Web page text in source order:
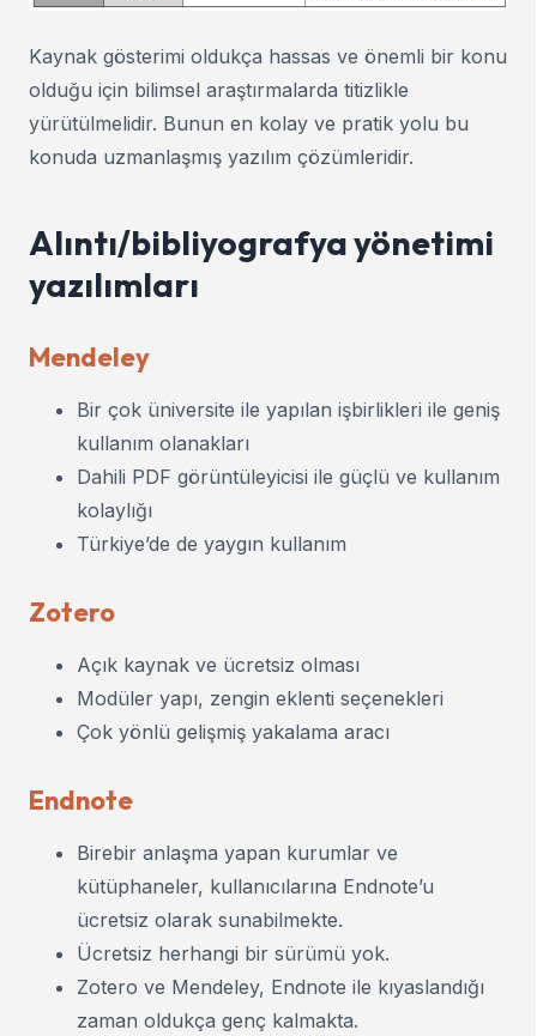
Kaynak gösterimi oldukça hassas ve önemli bir konu
olduğu için bilimsel araştırmalarda titizlikle
yürütülmelidir. Bunun en kolay ve pratik yolu bu
konuda uzmanlaşmış yazılım çözümleridir.
Alıntı/bibliyografya yönetimi
yazılımları
Mendeley
Bir çok üniversite ile yapılan işbirlikleri ile geniş
kullanım olanakları
Dahili PDF görüntüleyicisi ile güçlü ve kullanım
kolaylığı
Türkiye’de de yaygın kullanım
Zotero
Açık kaynak ve ücretsiz olması
Modüler yapı, zengin eklenti seçenekleri
Çok yönlü gelişmiş yakalama aracı
Endnote
Birebir anlaşma yapan kurumlar ve
kütüphaneler, kullanıcılarına Endnote’u
ücretsiz olarak sunabilmekte.
Ücretsiz herhangi bir sürümü yok.
Zotero ve Mendeley, Endnote ile kıyaslandığı
zaman oldukça genç kalmakta.